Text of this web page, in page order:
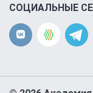
СОЦИАЛЬНЫЕ